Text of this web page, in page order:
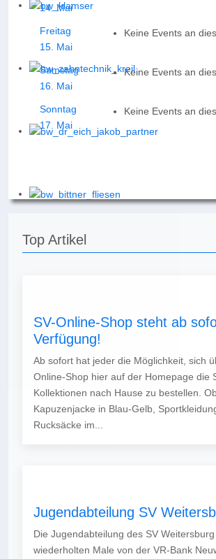
14. Mai
Freitag
15. Mai
Keine Events an
Samstag
16. Mai
Keine Events an
Sonntag
17. Mai
Keine Events an
Top Artikel
SV-Online-Shop steht ab
Verfügung!
Ab sofort hat jeder die Möglichkeit, sich
Online-Shop hier auf der Homepage die
Kollektionen nach Hause zu bestellen.
Kapuzenjacke in Blau-Gelb,
Rucksäcke im...
Jugendabteilung SV
Die Jugendabteilung des SV
wiederholten Male von der VR-Bank